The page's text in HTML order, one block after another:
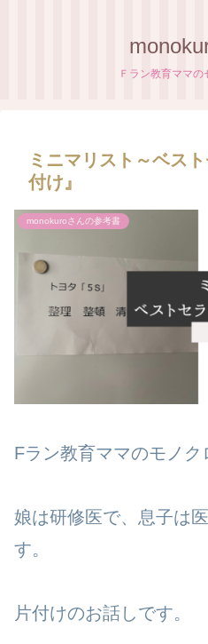
Ｆラン教育ママの
ミニマリスト～ベス
付け』
monokuroさんの参考書
Fラン教育ママのモノク
娘は研修医で、息子は
す。
片付けのお話しです。